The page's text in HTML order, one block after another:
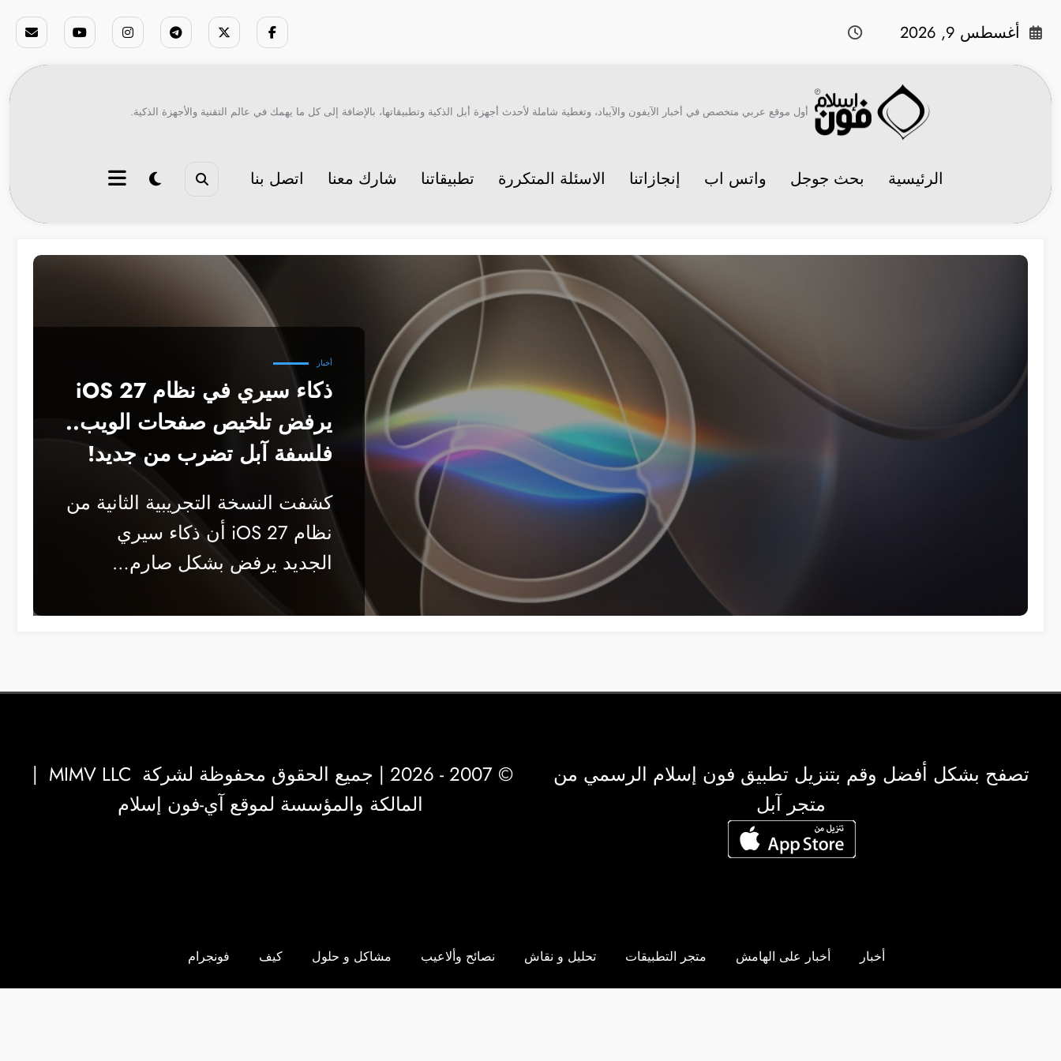
أغسطس 9, 2026
أول موقع عربي متخصص في أخبار الآيفون والآيباد، وتغطية شاملة لأحدث أجهزة أبل الذكية وتطبيقاتها، بالإضافة إلى كل ما يهمك في عالم التقنية والأجهزة الذكية.
الرئيسية بحث جوجل واتس اب إنجازاتنا الاسئلة المتكررة تطبيقاتنا شارك معنا اتصل بنا
أخبار
ذكاء سيري في نظام iOS 27
يرفض تلخيص صفحات الويب..
فلسفة آبل تضرب من جديد!
كشفت النسخة التجريبية الثانية من
نظام iOS 27 أن ذكاء سيري
الجديد يرفض بشكل صارم…
تصفح بشكل أفضل وقم بتنزيل تطبيق فون إسلام الرسمي من
متجر آبل
© 2007 - 2026 | جميع الحقوق محفوظة لشركة MIMV LLC
|
المالكة والمؤسسة لموقع آي-فون إسلام
أخبار أخبار على الهامش متجر التطبيقات تحليل و نقاش نصائح وألاعيب مشاكل و حلول كيف فونجرام